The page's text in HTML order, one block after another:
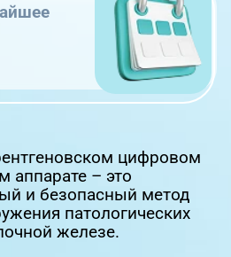
цифровом
аппарате – это
и безопасный метод
патологических
железе.